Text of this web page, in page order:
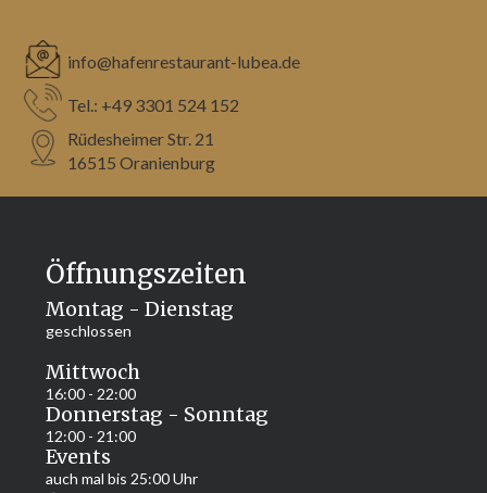
info@hafenrestaurant-lubea.de
Tel.: +49 3301 524 152
Rüdesheimer Str. 21
16515 Oranienburg
Öffnungszeiten
Montag - Dienstag
geschlossen
Mittwoch
16:00 - 22:00
Donnerstag - Sonntag
12:00 - 21:00
Events
auch mal bis 25:00 Uhr